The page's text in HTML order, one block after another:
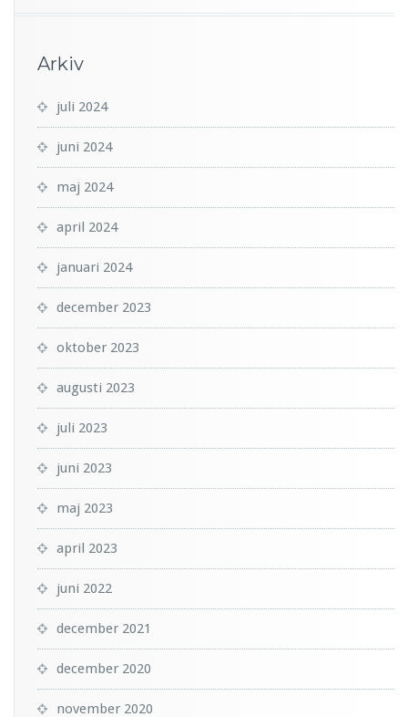
Arkiv
juli 2024
juni 2024
maj 2024
april 2024
januari 2024
december 2023
oktober 2023
augusti 2023
juli 2023
juni 2023
maj 2023
april 2023
juni 2022
december 2021
december 2020
november 2020